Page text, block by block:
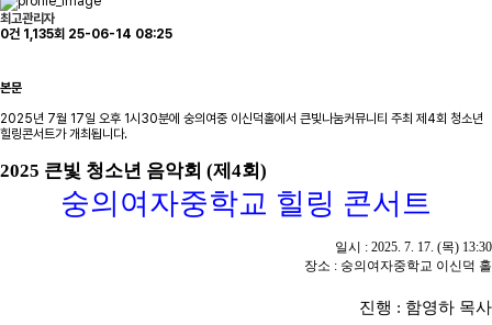
최고관리자
0건 1,135회 25-06-14 08:25
본문
2025년 7월 17일 오후 1시30분에 숭의여중 이신덕홀에서 큰빛나눔커뮤니티 주최 제4회 청소년
힐링콘서트가 개최됩니다.
2025 큰빛 청소년 음악회 (제 4회 )
숭의여자중학교 힐링 콘서트
일시 : 2025. 7. 17. (목) 13:30
장소 : 숭의여자중학교 이신덕 홀
진행 : 함영하 목사